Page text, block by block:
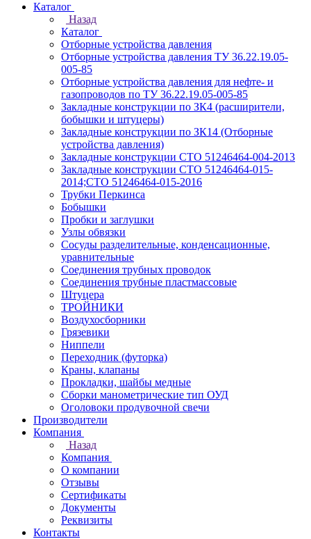
Каталог
Назад
Каталог
Отборные устройства давления
Отборные устройства давления ТУ 36.22.19.05-
005-85
Отборные устройства давления для нефте- и
газопроводов по ТУ 36.22.19.05-005-85
Закладные конструкции по ЗК4 (расширители,
бобышки и штуцеры)
Закладные конструкции по ЗК14 (Отборные
устройства давления)
Закладные конструкции СТО 51246464-004-2013
Закладные конструкции СТО 51246464-015-
2014;СТО 51246464-015-2016
Трубки Перкинса
Бобышки
Пробки и заглушки
Узлы обвязки
Сосуды разделительные, конденсационные,
уравнительные
Соединения трубных проводок
Соединения трубные пластмассовые
Штуцера
ТРОЙНИКИ
Воздухосборники
Грязевики
Ниппели
Переходник (футорка)
Краны, клапаны
Прокладки, шайбы медные
Сборки манометрические тип ОУД
Оголовоки продувочной свечи
Производители
Компания
Назад
Компания
О компании
Отзывы
Сертификаты
Документы
Реквизиты
Контакты